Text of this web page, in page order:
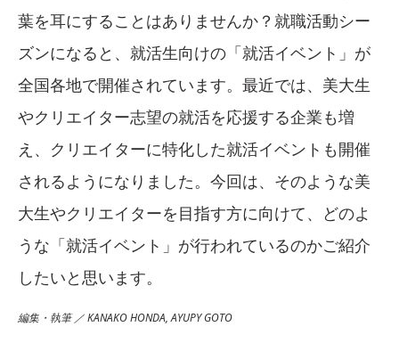
葉を耳にすることはありませんか？就職活動シー
ズンになると、就活生向けの「就活イベント」が
全国各地で開催されています。最近では、美大生
やクリエイター志望の就活を応援する企業も増
え、クリエイターに特化した就活イベントも開催
されるようになりました。今回は、そのような美
大生やクリエイターを目指す方に向けて、どのよ
うな「就活イベント」が行われているのかご紹介
したいと思います。
編集・執筆 ／ KANAKO HONDA, AYUPY GOTO